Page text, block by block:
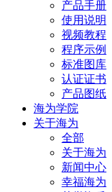
产品手册
使用说明
视频教程
程序示例
标准图库
认证证书
产品图纸
海为学院
关于海为
全部
关于海为
新闻中心
幸福海为